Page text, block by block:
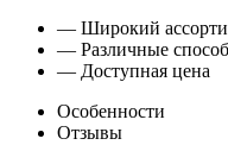
— Широкий
— Различные
— Доступная цена
Особенности
Отзывы